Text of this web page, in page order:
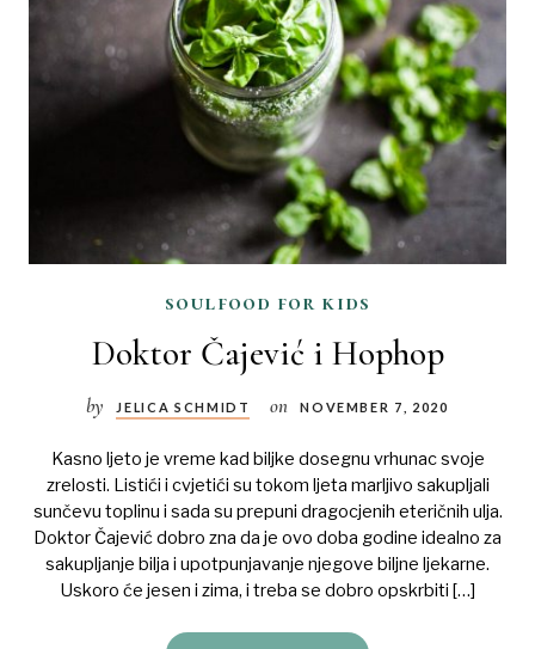
soulfood for kids
Doktor Čajević i Hophop
by JELICA SCHMIDT on NOVEMBER 7, 2020
Kasno ljeto je vreme kad biljke dosegnu vrhunac svoje
zrelosti. Listići i cvjetići su tokom ljeta marljivo sakupljali
sunčevu toplinu i sada su prepuni dragocjenih eteričnih ulja.
Doktor Čajević dobro zna da je ovo doba godine idealno za
sakupljanje bilja i upotpunjavanje njegove biljne ljekarne.
Uskoro će jesen i zima, i treba se dobro opskrbiti […]